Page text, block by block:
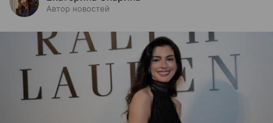
Автор новостей